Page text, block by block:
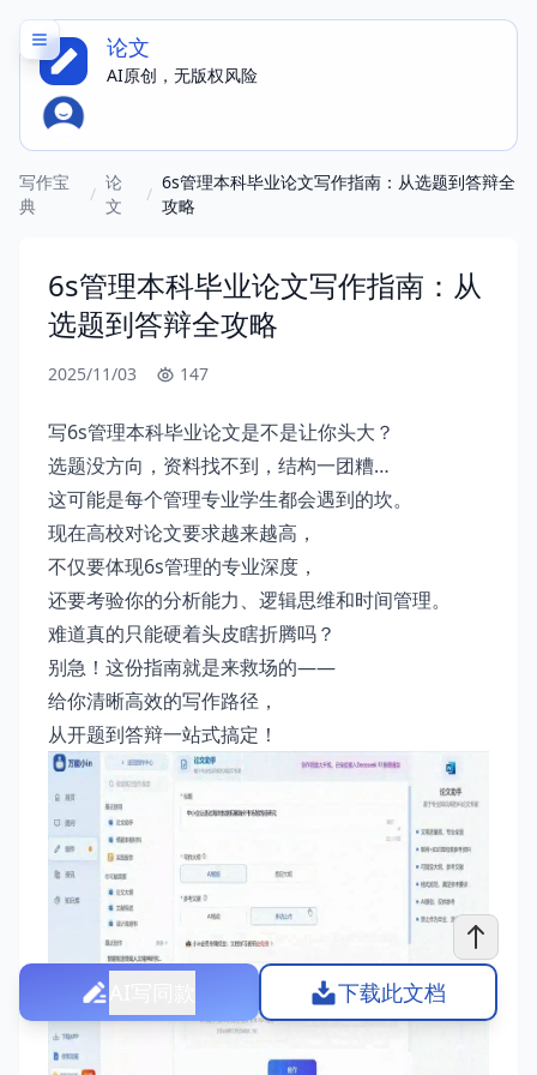
论文
AI原创，无版权风险
写作宝
典
/
论
文
/
6s管理本科毕业论文写作指南：从选题到答辩全
攻略
6s管理本科毕业论文写作指南：从
选题到答辩全攻略
2025/11/03 147
写6s管理本科毕业论文是不是让你头大？
选题没方向，资料找不到，结构一团糟…
这可能是每个管理专业学生都会遇到的坎。
现在高校对论文要求越来越高，
不仅要体现6s管理的专业深度，
还要考验你的分析能力、逻辑思维和时间管理。
难道真的只能硬着头皮瞎折腾吗？
别急！这份指南就是来救场的——
给你清晰高效的写作路径，
从开题到答辩一站式搞定！
下载此文档